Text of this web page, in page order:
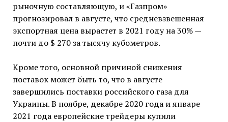
рыночную составляющую, и «Газпром»
прогнозировал в августе, что средневзвешенная
экспортная цена вырастет в 2021 году на 30% —
почти до $ 270 за тысячу кубометров.
Кроме того, основной причиной снижения
поставок может быть то, что в августе
завершились поставки российского газа для
Украины. В ноябре, декабре 2020 года и январе
2021 года европейские трейдеры купили